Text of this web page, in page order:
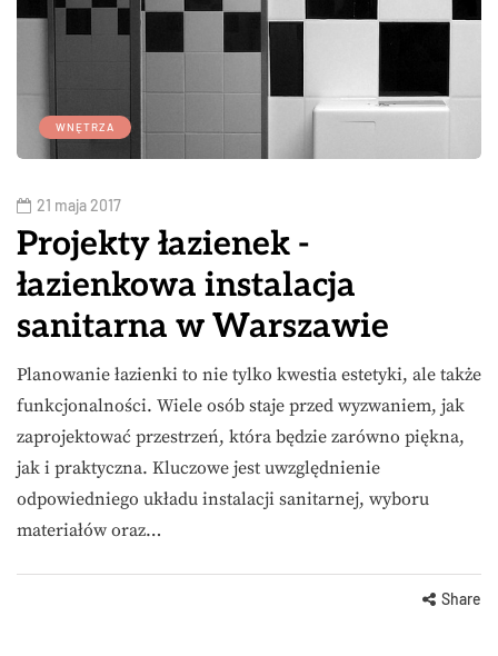
WNĘTRZA
21 maja 2017
Projekty łazienek -
łazienkowa instalacja
sanitarna w Warszawie
Planowanie łazienki to nie tylko kwestia estetyki, ale także
funkcjonalności. Wiele osób staje przed wyzwaniem, jak
zaprojektować przestrzeń, która będzie zarówno piękna,
jak i praktyczna. Kluczowe jest uwzględnienie
odpowiedniego układu instalacji sanitarnej, wyboru
materiałów oraz…
Share